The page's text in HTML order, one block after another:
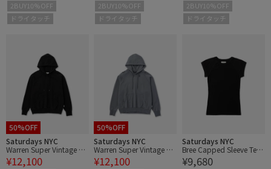
2BUY10%OFF
ドライタッチ
2BUY10%OFF
ドライタッチ
2BUY10%OFF
ドライタッチ
50%OFF
Saturdays NYC
Warren Super Vintage Re
laxed Hoodie
¥12,100
50%OFF
Saturdays NYC
Warren Super Vintage Re
laxed Hoodie
¥12,100
Saturdays NYC
Bree Capped Sleeve Tee |
WOMEN
¥9,680